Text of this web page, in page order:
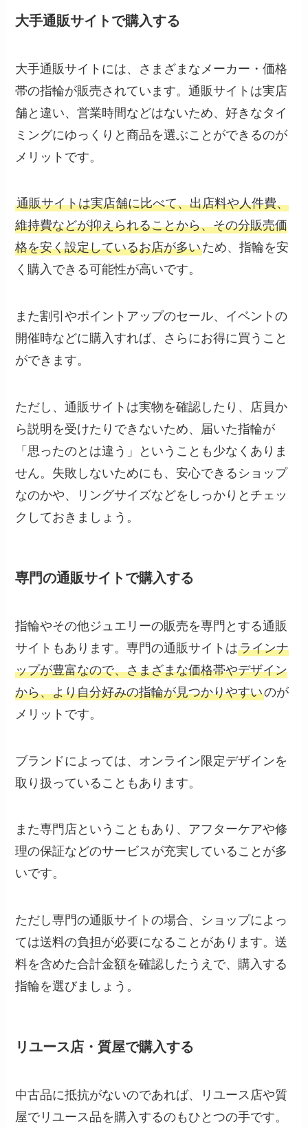
大手通販サイトで購入する
大手通販サイトには、さまざまなメーカー・価格
帯の指輪が販売されています。通販サイトは実店
舗と違い、営業時間などはないため、好きなタイ
ミングにゆっくりと商品を選ぶことができるのが
メリットです。
通販サイトは実店舗に比べて、出店料や人件費、
維持費などが抑えられることから、その分販売価
格を安く設定しているお店が多いため、指輪を安
く購入できる可能性が高いです。
また割引やポイントアップのセール、イベントの
開催時などに購入すれば、さらにお得に買うこと
ができます。
ただし、通販サイトは実物を確認したり、店員か
ら説明を受けたりできないため、届いた指輪が
「思ったのとは違う」ということも少なくありま
せん。失敗しないためにも、安心できるショップ
なのかや、リングサイズなどをしっかりとチェッ
クしておきましょう。
専門の通販サイトで購入する
指輪やその他ジュエリーの販売を専門とする通販
サイトもあります。専門の通販サイトはラインナ
ップが豊富なので、さまざまな価格帯やデザイン
から、より自分好みの指輪が見つかりやすいのが
メリットです。
ブランドによっては、オンライン限定デザインを
取り扱っていることもあります。
また専門店ということもあり、アフターケアや修
理の保証などのサービスが充実していることが多
いです。
ただし専門の通販サイトの場合、ショップによっ
ては送料の負担が必要になることがあります。送
料を含めた合計金額を確認したうえで、購入する
指輪を選びましょう。
リユース店・質屋で購入する
中古品に抵抗がないのであれば、リユース店や質
屋でリユース品を購入するのもひとつの手です。